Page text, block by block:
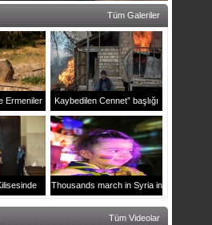
Tüm Galeriler
Ermeniler Kaybedilen Cennet” başlığı
altında Karabağ’da Rus
muhabirin çektiği fotoğralar
ulusl
Thousands march in Syria in
support of Artsakh
Tüm Videolar